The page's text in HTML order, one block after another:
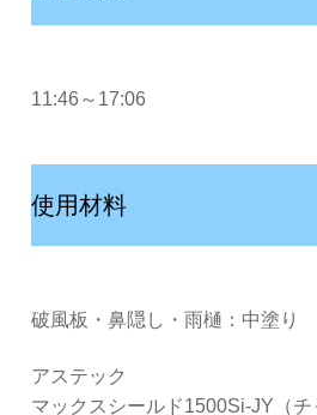
11:46～17:06
使用材料
破風板・鼻隠し・雨樋：中塗り
アステック
マックスシールド1500Si-JY（チ